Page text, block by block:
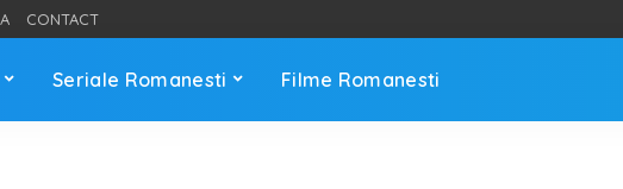
CONTACT
Seriale Romanesti Filme Romanesti